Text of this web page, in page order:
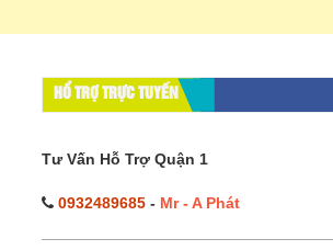
HỔ TRỢ TRỰC TUYẾN
Tư Vấn Hỗ Trợ Quận 1
0932489685 - Mr - A Phát